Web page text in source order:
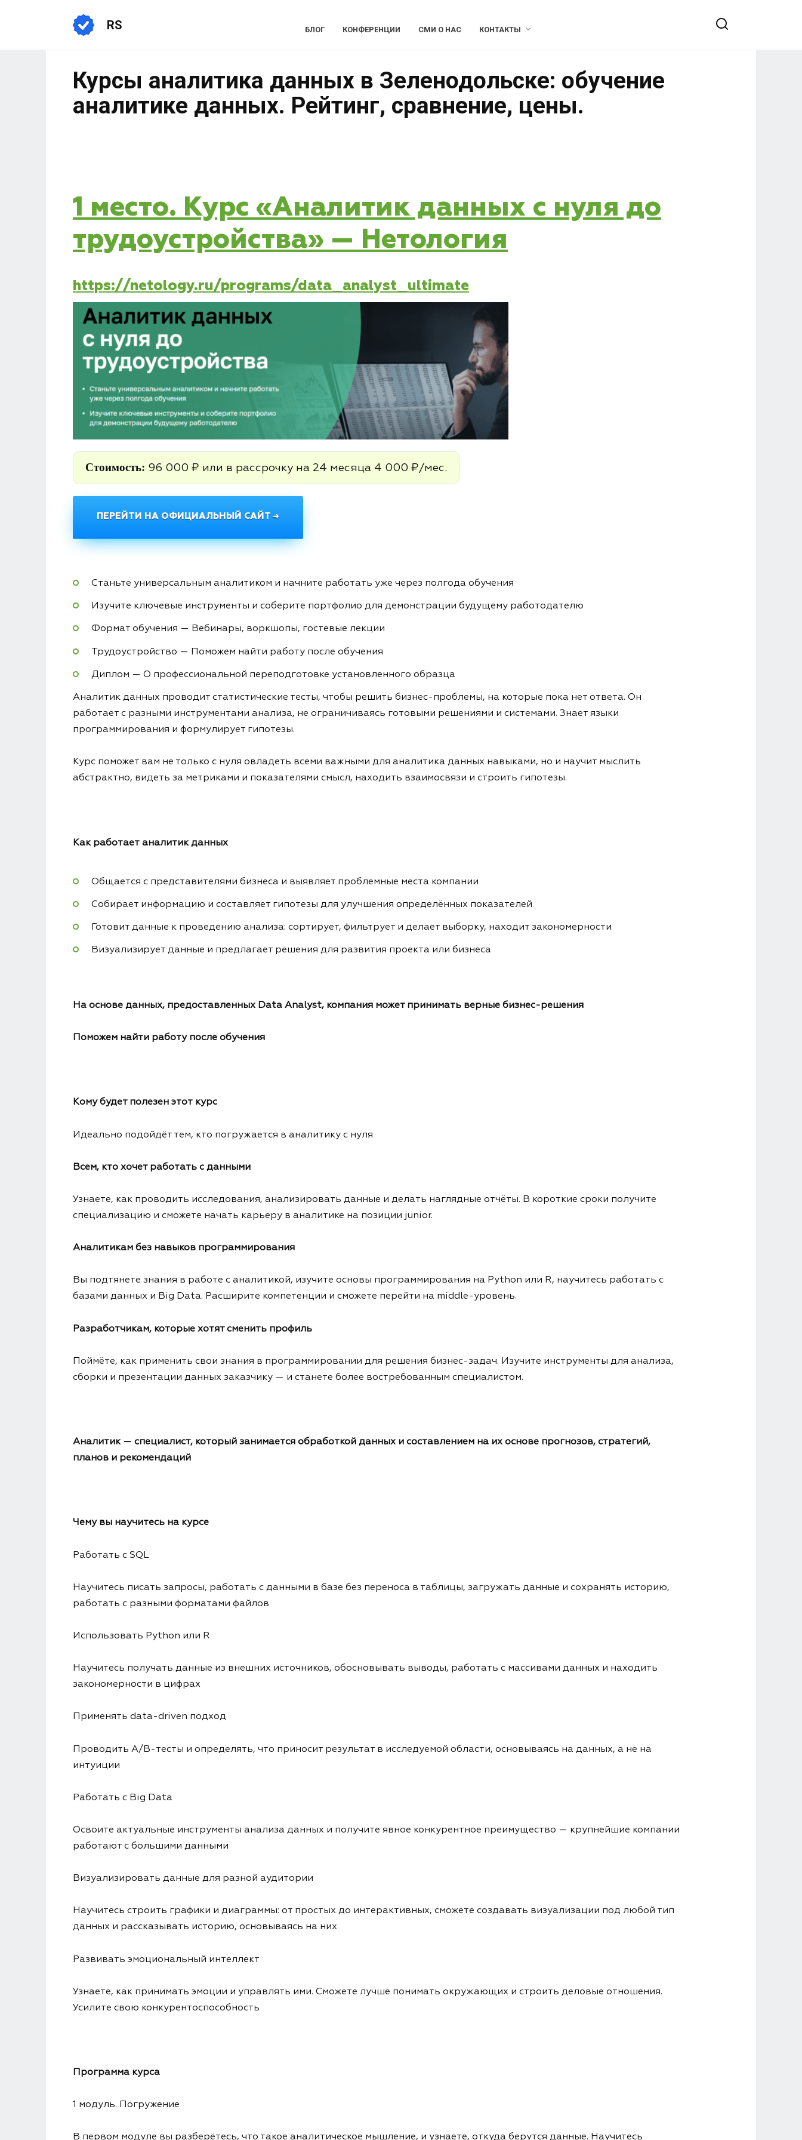
RS БЛОГ КОНФЕРЕНЦИИ СМИ О НАС КОНТАКТЫ
Курсы аналитика данных в Зеленодольске: обучение
аналитике данных. Рейтинг, сравнение, цены.
1 место. Курс «Аналитик данных с нуля до
трудоустройства» — Нетология
https://netology.ru/programs/data_analyst_ultimate
Стоимость: 96 000 ₽ или в рассрочку на 24 месяца 4 000 ₽/мес.
ПЕРЕЙТИ НА ОФИЦИАЛЬНЫЙ САЙТ →
Станьте универсальным аналитиком и начните работать уже через полгода обучения
Изучите ключевые инструменты и соберите портфолио для демонстрации будущему работодателю
Формат обучения — Вебинары, воркшопы, гостевые лекции
Трудоустройство — Поможем найти работу после обучения
Диплом — О профессиональной переподготовке установленного образца
Аналитик данных проводит статистические тесты, чтобы решить бизнес-проблемы, на которые пока нет ответа. Он
работает с разными инструментами анализа, не ограничиваясь готовыми решениями и системами. Знает языки
программирования и формулирует гипотезы.
Курс поможет вам не только с нуля овладеть всеми важными для аналитика данных навыками, но и научит мыслить
абстрактно, видеть за метриками и показателями смысл, находить взаимосвязи и строить гипотезы.
Как работает аналитик данных
Общается с представителями бизнеса и выявляет проблемные места компании
Собирает информацию и составляет гипотезы для улучшения определённых показателей
Готовит данные к проведению анализа: сортирует, фильтрует и делает выборку, находит закономерности
Визуализирует данные и предлагает решения для развития проекта или бизнеса
На основе данных, предоставленных Data Analyst, компания может принимать верные бизнес-решения
Поможем найти работу после обучения
Кому будет полезен этот курс
Идеально подойдёт тем, кто погружается в аналитику с нуля
Всем, кто хочет работать с данными
Узнаете, как проводить исследования, анализировать данные и делать наглядные отчёты. В короткие сроки получите
специализацию и сможете начать карьеру в аналитике на позиции junior.
Аналитикам без навыков программирования
Вы подтянете знания в работе с аналитикой, изучите основы программирования на Python или R, научитесь работать с
базами данных и Big Data. Расширите компетенции и сможете перейти на middle-уровень.
Разработчикам, которые хотят сменить профиль
Поймёте, как применить свои знания в программировании для решения бизнес-задач. Изучите инструменты для анализа,
сборки и презентации данных заказчику — и станете более востребованным специалистом.
Аналитик — специалист, который занимается обработкой данных и составлением на их основе прогнозов, стратегий,
планов и рекомендаций
Чему вы научитесь на курсе
Работать с SQL
Научитесь писать запросы, работать с данными в базе без переноса в таблицы, загружать данные и сохранять историю,
работать с разными форматами файлов
Использовать Python или R
Научитесь получать данные из внешних источников, обосновывать выводы, работать с массивами данных и находить
закономерности в цифрах
Применять data-driven подход
Проводить A/B-тесты и определять, что приносит результат в исследуемой области, основываясь на данных, а не на
интуиции
Работать с Big Data
Освоите актуальные инструменты анализа данных и получите явное конкурентное преимущество — крупнейшие компании
работают с большими данными
Визуализировать данные для разной аудитории
Научитесь строить графики и диаграммы: от простых до интерактивных, сможете создавать визуализации под любой тип
данных и рассказывать историю, основываясь на них
Развивать эмоциональный интеллект
Узнаете, как принимать эмоции и управлять ими. Сможете лучше понимать окружающих и строить деловые отношения.
Усилите свою конкурентоспособность
Программа курса
1 модуль. Погружение
В первом модуле вы разберётесь, что такое аналитическое мышление, и узнаете, откуда берутся данные. Научитесь